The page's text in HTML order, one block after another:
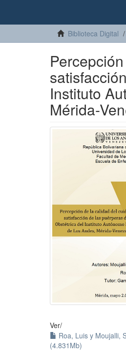
Biblioteca Digital
Instituto
Mérida-
Ver/
Roa, Luis y Moujalli,
(4.831Mb)